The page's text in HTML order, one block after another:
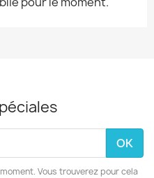
Vous trouverez pour cela